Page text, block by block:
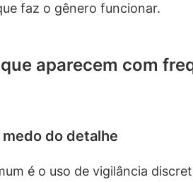
faz o gênero funcionar.
aparecem com
do detalhe
é o uso de vigilância